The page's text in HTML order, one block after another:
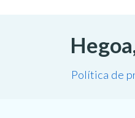
Política de